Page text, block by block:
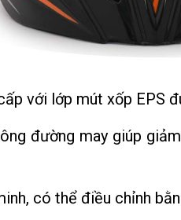
với lớp mút xốp EPS
đường may giúp
có thể điều chỉnh